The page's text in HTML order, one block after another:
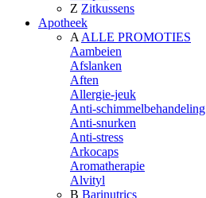
Z Zitkussens
Apotheek
A ALLE PROMOTIES
Aambeien
Afslanken
Aften
Allergie-jeuk
Anti-schimmelbehandeling
Anti-snurken
Anti-stress
Arkocaps
Aromatherapie
Alvityl
B Barinutrics